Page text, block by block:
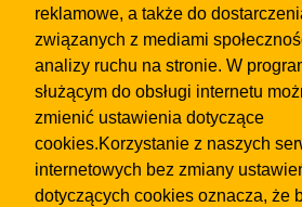
reklamowe, a także do
związanych z mediami
analizy ruchu na stronie. W
służącym do obsługi internetu
zmienić ustawienia dotyczące
cookies.Korzystanie z naszych
internetowych bez zmiany
dotyczących cookies oznacza, że
Gazeta
Olkusz
Kontakt
Strefa dla biznesu
Biura nieruchomości
Dealerzy i